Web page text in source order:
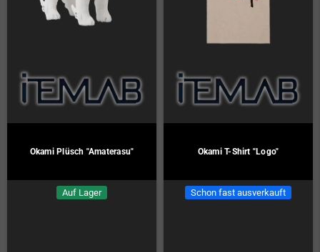
Okami Plüsch "Amaterasu"
Auf Lager
Okami T-Shirt "Logo"
Schon fast ausverkauft